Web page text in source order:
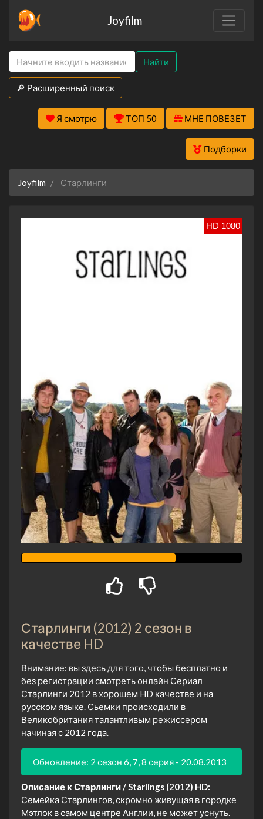
Joyfilm
Найти
🔎 Расширенный поиск
Я смотрю ТОП 50 МНЕ ПОВЕЗЕТ
Подборки
Joyfilm Старлинги
HD 1080
Старлинги (2012) 2 сезон в
качестве HD
Внимание: вы здесь для того, чтобы бесплатно и
без регистрации смотреть онлайн Сериал
Старлинги 2012 в хорошем HD качестве и на
русском языке. Сьемки происходили в
Великобритания талантливым режиссером
начиная с 2012 года.
Обновление: 2 сезон 6, 7, 8 серия - 20.08.2013
Описание к Старлинги / Starlings (2012) HD:
Семейка Старлингов, скромно живущая в городке
Мэтлок в самом центре Англии, не может уснуть.